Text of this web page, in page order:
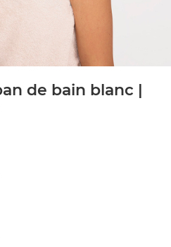
de bain blanc |